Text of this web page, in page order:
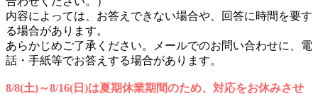
内容によっては、お答えできない場合や、回答に時間を要す
る場合があります。
あらかじめご了承ください。メールでのお問い合わせに、電
話・手紙等でお答えする場合があります。
8/8(土)～8/16(日)は夏期休業期間のため、対応をお休みさせ